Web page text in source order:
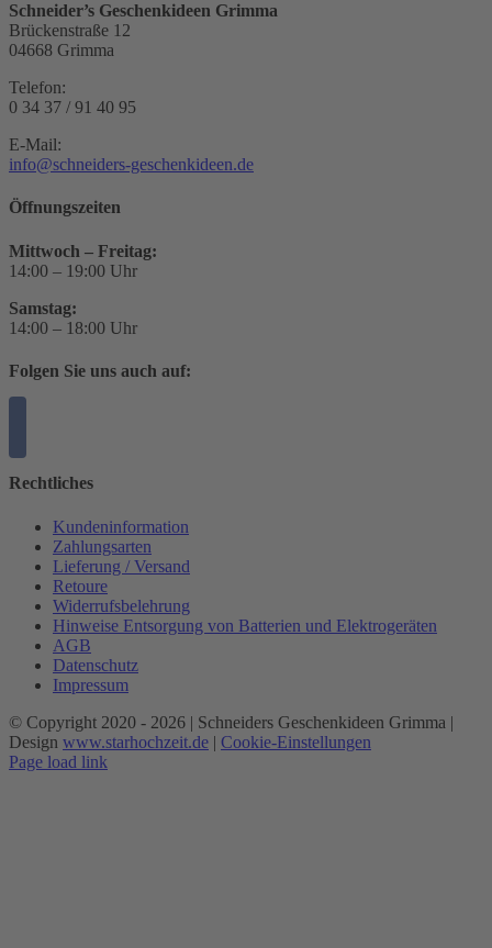
Schneider’s Geschenkideen Grimma
Brückenstraße 12
04668 Grimma
Telefon:
0 34 37 / 91 40 95
E-Mail:
info@schneiders-geschenkideen.de
Öffnungszeiten
Mittwoch – Freitag:
14:00 – 19:00 Uhr
Samstag:
14:00 – 18:00 Uhr
Folgen Sie uns auch auf:
Rechtliches
Kundeninformation
Zahlungsarten
Lieferung / Versand
Retoure
Widerrufsbelehrung
Hinweise Entsorgung von Batterien und Elektrogeräten
AGB
Datenschutz
Impressum
© Copyright 2020 - 2026 | Schneiders Geschenkideen Grimma |
Design www.starhochzeit.de | Cookie-Einstellungen
Page load link